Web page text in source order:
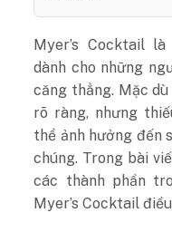
Myer’s Cocktail
dành cho những
căng thẳng. Mặc
rõ ràng, nhưng
thể ảnh hưởng đến
chúng. Trong bài
các thành phần
Myer’s Cocktail